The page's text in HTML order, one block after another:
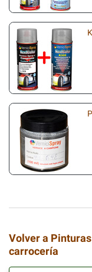
Volver a
carrocería